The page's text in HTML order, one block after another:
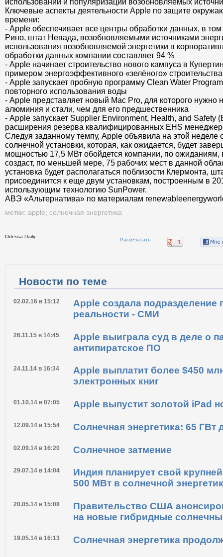
использовании и популяризации возобновляемых
Ключевые аспекты деятельности Apple по защите
времени:
- Apple обеспечивает все центры обработки данных, в
Рино, штат Невада, возобновляемыми источниками
использования возобновляемой энергетики в
обработки данных компании составляет 94 %
- Apple начинает строительство нового кампуса в
примером энергоэффективного «зелёного» строительства
- Apple запускает пробную программу Clean Water
повторного использования воды
- Apple представляет новый Mac Pro, для которого нужно
алюминия и стали, чем для его предшественника
- Apple запускает Supplier Environment, Health, and Safety
расширения резерва квалифицированных EHS
Следуя заданному темпу, Apple объявила на этой неделе
солнечной установки, которая, как ожидается, будет
мощностью 17,5 МВт обойдется компании, по ожиданиям,
создаст, по меньшей мере, 75 рабочих мест в данной
установка будет располагаться поблизости Клермонта,
присоединится к еще двум установкам, построенным в
использующим технологию SunPower.
АВЭ «Альтернатива» по материалам
метки: apple; солнечная энергетика
Odessa Daily
Новости по теме
02.02.16 в 15:12
Apple создала подразделение
реальности - СМИ
26.11.15 в 14:45
Apple выиграла суд в деле о
антипиратское ПО
24.11.14 в 16:34
Apple выплатит более $450
электронных книг
Apple выпустит золотой iPad
Солнечное затмение
29.07.14 в 14:04
Индия планирует свой
500 МВт в солнечной
20.05.14 в 15:08
Правительство США
на новые гибридные